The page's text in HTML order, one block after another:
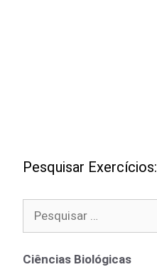
Pesquisar Exercícios:
Ciências Biológicas